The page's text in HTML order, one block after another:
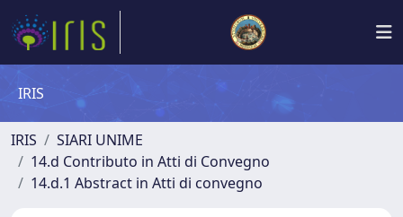
IRIS
IRIS
SIARI UNIME
14.d Contributo in Atti di Convegno
14.d.1 Abstract in Atti di convegno